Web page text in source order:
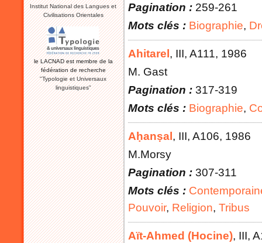
Institut National des Langues et
Civilisations Orientales
le LACNAD est membre de la
fédération de recherche
"Typologie et Universaux
linguistiques"
Pagination : 259-261
Mots clés : Biographie,
Ahitarel, III, A111, 1986
M. Gast
Pagination : 317-319
Mots clés : Biographie,
Aḥanṣal, III, A106, 1986
M.Morsy
Pagination : 307-311
Mots clés :
Pouvoir, Religion, Tribus
Aït-Ahmed (Hocine), III,